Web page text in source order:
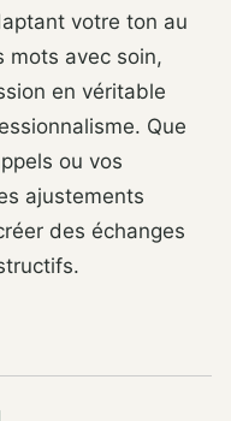
votre ton au
mots avec soin,
en véritable
Que
ou vos
ajustements
des échanges